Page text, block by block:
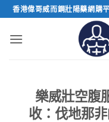
Skip
to
content
香港偉哥威而鋼壯陽藥網購
樂威壯空腹
收：伐地那